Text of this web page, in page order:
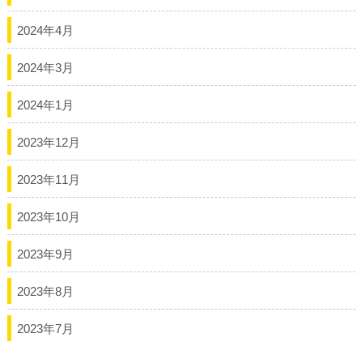
2024年4月
2024年3月
2024年1月
2023年12月
2023年11月
2023年10月
2023年9月
2023年8月
2023年7月